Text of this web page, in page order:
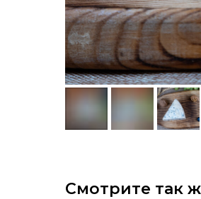
Смотрите так